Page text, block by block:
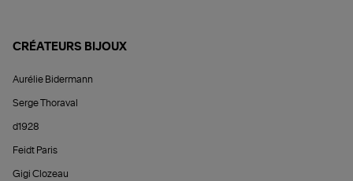
CRÉATEURS BIJOUX
Aurélie Bidermann
Serge Thoraval
d1928
Feidt Paris
Gigi Clozeau